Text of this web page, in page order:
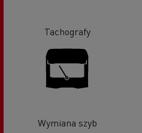
Tachografy
Wymiana szyb